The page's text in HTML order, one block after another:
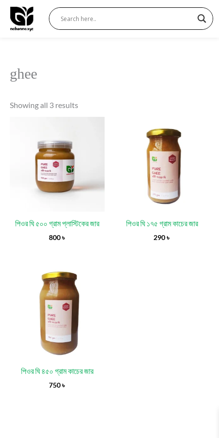
Skip
content
ghee
Showing all 3 results
by
popularity
পিওর ঘি ৫০০ গ্রাম প্লাস্টিকের জার
800৳
পিওর ঘি ১৭৫ গ্রাম কাচের জার
290৳
পিওর ঘি ৪৫০ গ্রাম কাচের জার
750৳